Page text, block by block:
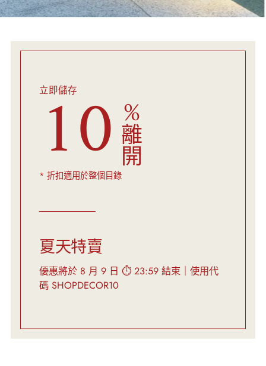
立即儲存
10 %
離
開
* 折扣適用於整個目錄
夏天特賣
優惠將於 8 月 9 日 ⏱ 23:59 結束｜使用代
碼 SHOPDECOR10